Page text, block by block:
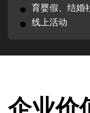
育婴假、结婚
线上活动